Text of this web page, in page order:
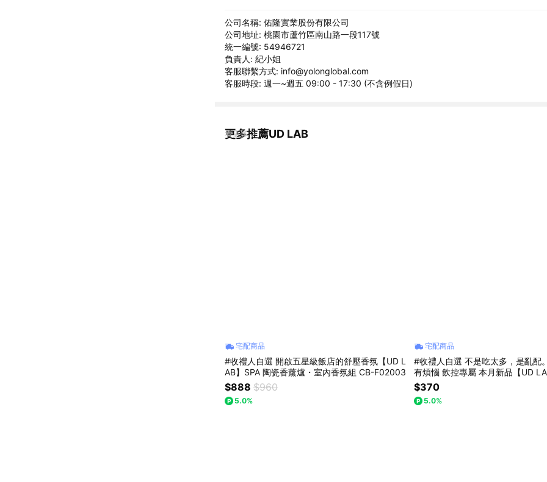
公司名稱: 佑隆實業股份有限公司
公司地址: 桃園市蘆竹區南山路一段117號
統一編號: 54946721
負責人: 紀小姐
客服聯繫方式: info@yolonglobal.com
客服時段: 週一~週五 09:00 - 17:30 (不含例假日)
更多推薦UD LAB
看更多
宅配商品
#收禮人自選 開啟五星級飯店的舒壓香氛【UD L
AB】SPA 陶瓷香薰爐・室內香氛組 CB-F02003
$888 $960
5.0%
宅配商品
#收禮人自選 不是吃太多，是亂配
有煩惱 飲控專屬 本月新品【UD
分格陶瓷211飲控餐盤早餐杯 共三
9
$370
5.0%